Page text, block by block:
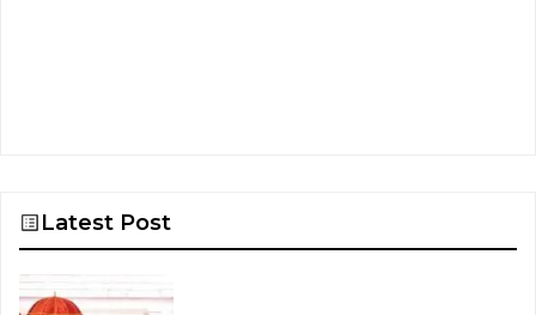
Latest Post